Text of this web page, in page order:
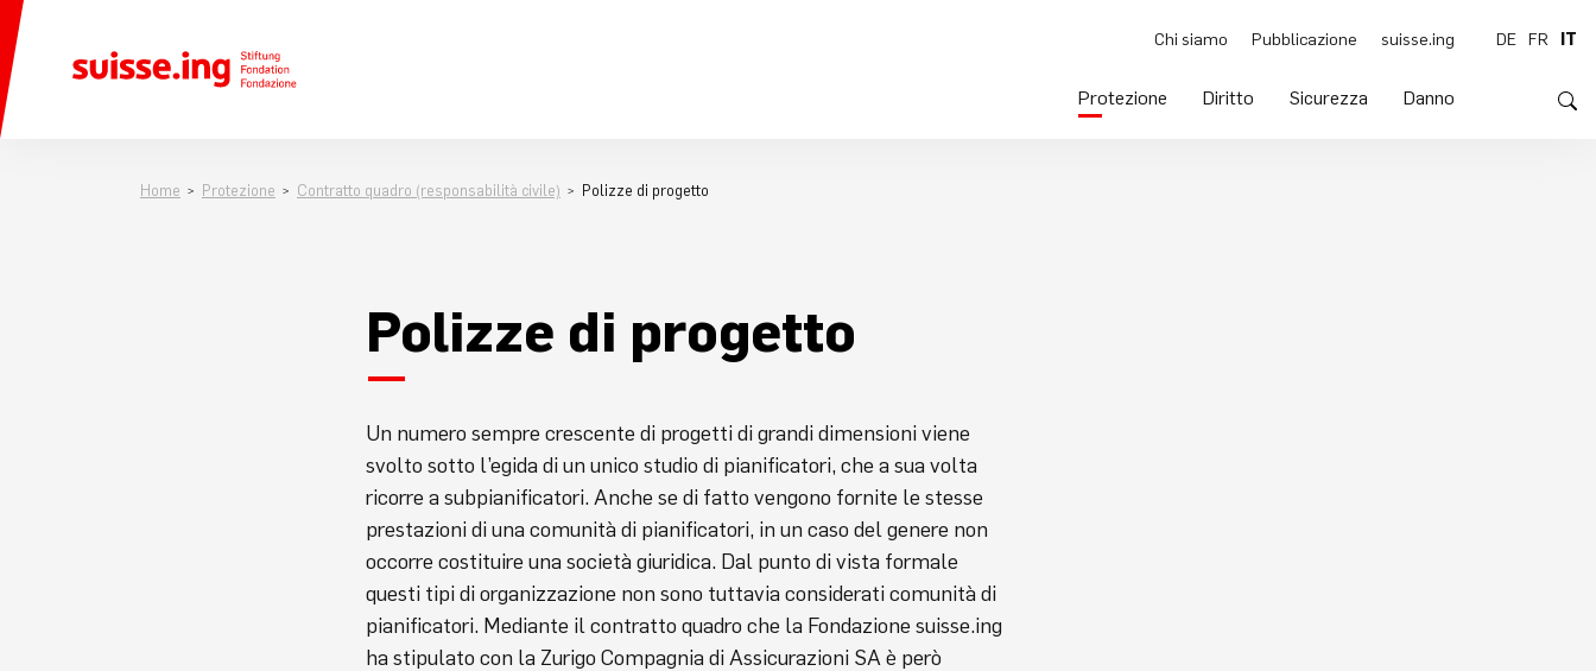
Protezione Diritto Sicurezza Danno
Chi siamo Pubblicazione suisse.ing DE FR IT
Home Protezione Contratto quadro (responsabilità civile) Polizze di progetto
Polizze di progetto
Un numero sempre crescente di progetti di grandi dimensioni viene
svolto sotto l’egida di un unico studio di pianificatori, che a sua volta
ricorre a subpianificatori. Anche se di fatto vengono fornite le stesse
prestazioni di una comunità di pianificatori, in un caso del genere non
occorre costituire una società giuridica. Dal punto di vista formale
questi tipi di organizzazione non sono tuttavia considerati comunità di
pianificatori. Mediante il contratto quadro che la Fondazione suisse.ing
ha stipulato con la Zurigo Compagnia di Assicurazioni SA è però